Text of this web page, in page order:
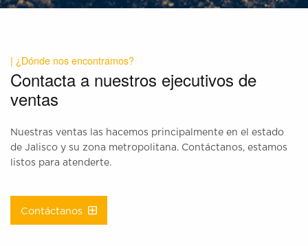
| ¿Dónde nos encontramos?
Contacta a nuestros ejecutivos de
ventas
Nuestras ventas las hacemos principalmente en el estado
de Jalisco y su zona metropolitana. Contáctanos, estamos
listos para atenderte.
Contáctanos